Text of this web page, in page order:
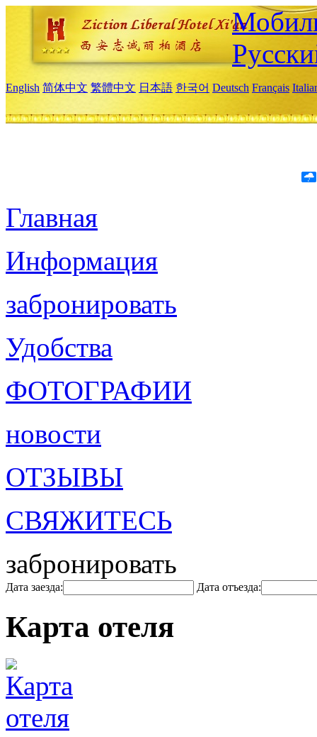
English 简体中文 繁體中文 日本語 한국어 Deutsch Français
Главная
Информация
забронировать
Удобства
ФОТОГРАФИИ
новости
ОТЗЫВЫ
СВЯЖИТЕСЬ
забронировать
Дата заезда: Дата отъезда:
Карта отеля